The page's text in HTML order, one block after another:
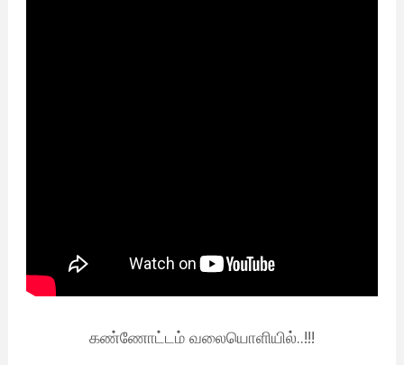
கண்ணோட்டம் வலையொளியில்..!!!